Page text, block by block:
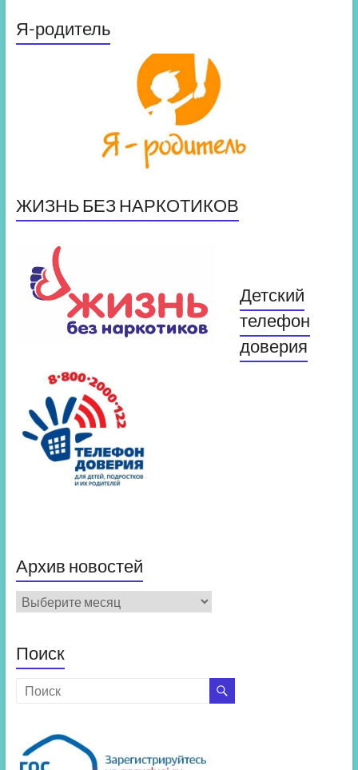
Я-родитель
ЖИЗНЬ БЕЗ НАРКОТИКОВ
Детский
телефон
доверия
Архив новостей
Архив
новостей
Поиск